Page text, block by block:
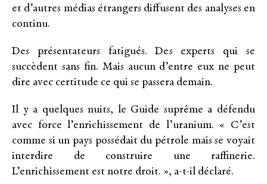
et d’autres médias étrangers diffusent des analyses en
continu.
Des présentateurs fatigués. Des experts qui se
succèdent sans fin. Mais aucun d’entre eux ne peut
dire avec certitude ce qui se passera demain.
Il y a quelques nuits, le Guide suprême a défendu
avec force l’enrichissement de l’uranium. « C’est
comme si un pays possédait du pétrole mais se voyait
interdire de construire une raffinerie.
L’enrichissement est notre droit. », a-t-il déclaré.